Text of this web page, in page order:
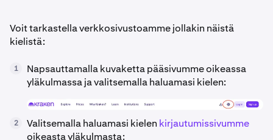
Voit tarkastella verkkosivustoamme jollakin näistä
kielistä:
1
Napsauttamalla kuvaketta pääsivumme oikeassa
yläkulmassa ja valitsemalla haluamasi kielen:
2 Valitsemalla haluamasi kielen kirjautumissivumme
oikeasta yläkulmasta: